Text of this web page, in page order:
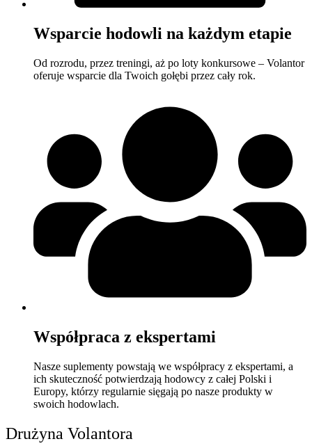
Wsparcie hodowli na każdym etapie
Od rozrodu, przez treningi, aż po loty konkursowe – Volantor
oferuje wsparcie dla Twoich gołębi przez cały rok.
Współpraca z ekspertami
Nasze suplementy powstają we współpracy z ekspertami, a
ich skuteczność potwierdzają hodowcy z całej Polski i
Europy, którzy regularnie sięgają po nasze produkty w
swoich hodowlach.
Drużyna Volantora